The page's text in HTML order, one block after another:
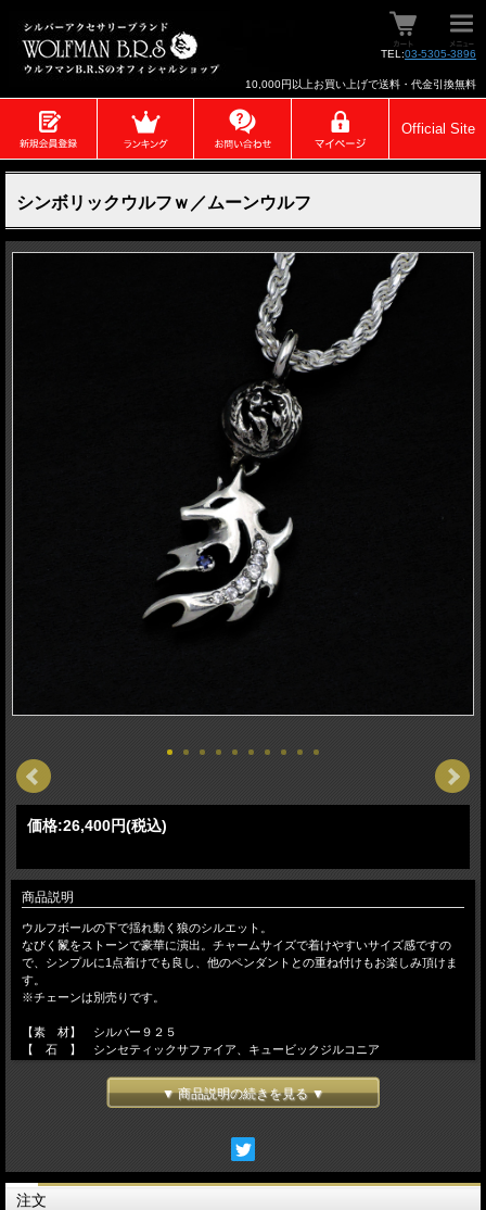
TEL:03-5305-3896
10,000円以上お買い上げで送料・代金引換無料
Official Site
シンボリックウルフｗ／ムーンウルフ
価格:26,400円(税込)
商品説明
ウルフボールの下で揺れ動く狼のシルエット。
なびく鬣をストーンで豪華に演出。チャームサイズで着けやすいサイズ感ですの
で、シンプルに1点着けでも良し、他のペンダントとの重ね付けもお楽しみ頂けま
す。
※チェーンは別売りです。
【素 材】 シルバー９２５
【 石 】 シンセティックサファイア、キュービックジルコニア
▼ 商品説明の続きを見る ▼
注文